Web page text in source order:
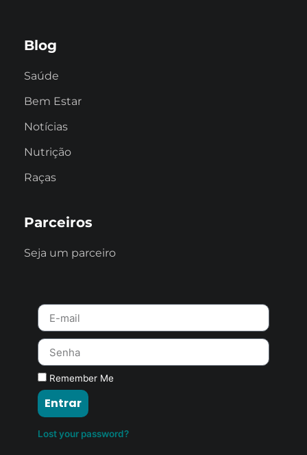
Blog
Saúde
Bem Estar
Notícias
Nutrição
Raças
Parceiros
Seja um parceiro
Remember Me
Entrar
Lost your password?